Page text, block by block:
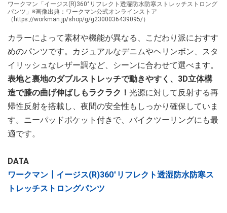
ワークマン「イージス(R)360°リフレクト透湿防水防寒ストレッチストロング
パンツ」※画像出典：ワークマン公式オンラインストア
（https://workman.jp/shop/g/g2300036439095/）
カラーによって素材や機能が異なる、こだわり派におすす
めのパンツです。カジュアルなデニムやヘリンボン、スタ
イリッシュなレザー調など、シーンに合わせて選べます。
表地と裏地のダブルストレッチで動きやすく、3D立体構
造で膝の曲げ伸ばしもラクラク！ 光源に対して反射する再
帰性反射を搭載し、夜間の安全性もしっかり確保していま
す。ニーパッドポケット付きで、バイクツーリングにも最
適です。
DATA
ワークマン┃イージス(R)360°リフレクト透湿防水防寒ス
トレッチストロングパンツ